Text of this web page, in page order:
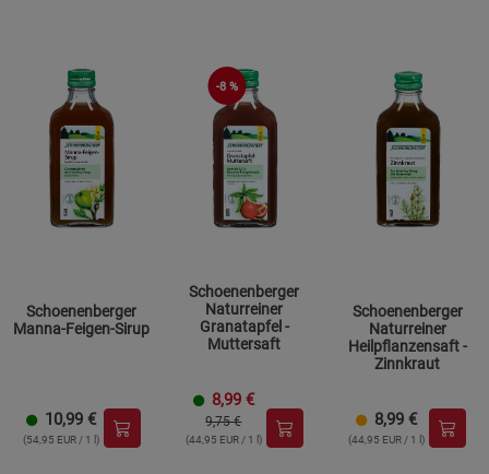
Schoenenberger
Manna-Feigen-Sirup
10,99 €
(54,95 EUR / 1 l)
-8 %
Schoenenberger
Naturreiner
Granatapfel -
Muttersaft
8,99 €
9,75 €
(44,95 EUR / 1 l)
Schoenenberger
Naturreiner
Heilpflanzensaft -
Zinnkraut
8,99 €
(44,95 EUR / 1 l)